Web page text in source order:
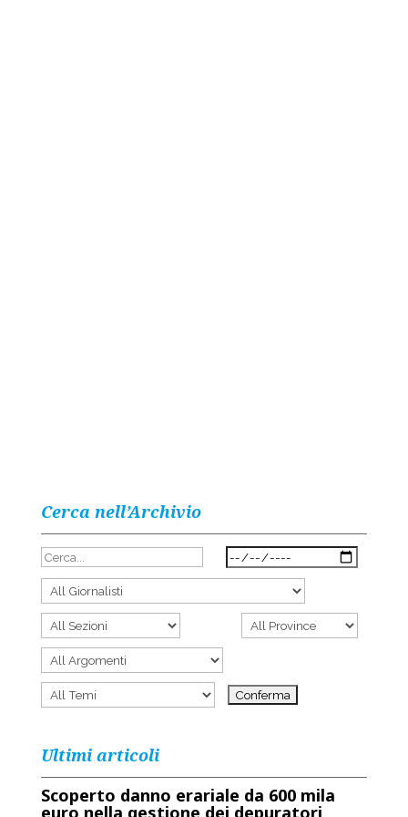
Cerca nell’Archivio
Ultimi articoli
Scoperto danno erariale da 600 mila
euro nella gestione dei depuratori